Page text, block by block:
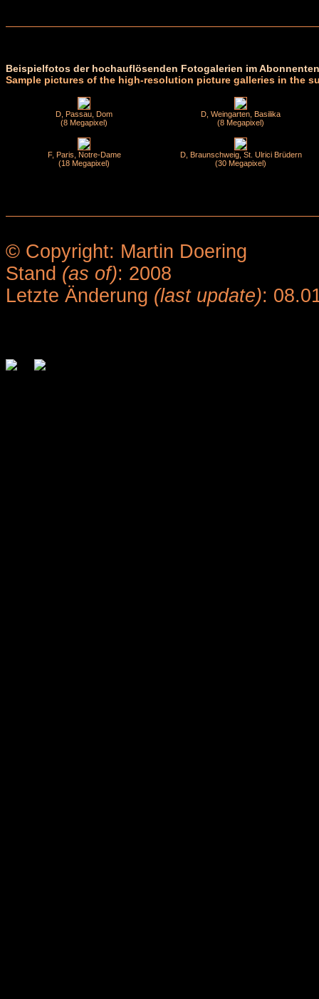
Beispielfotos der hochauflösenden Fotogalerien im
Sample pictures of the high-resolution picture galleries in the
D, Passau, Dom
(8 Megapixel)
D, Weingarten, Basilika
(8 Megapixel)
F, Paris, Notre-Dame
(18 Megapixel)
D, Braunschweig, St. Ulrici Brüdern
(30 Megapixel)
© Copyright: Martin Doering
Stand (as of): 2008
Letzte Änderung (last update):